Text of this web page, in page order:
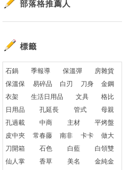
部落格推薦人
標籤
石鍋 季報導 保溫彈
房雜貨
保溫保
易碎品 白刃 刀身
金鋼
衣架
生活日用品 文具
格比
日用品
孔延長 管式
母親
孔過載
中商 主材
平烤盤
皮中夾
常春藤 南非 卡卡
做大
刀開箱
石色 白藍
白領雙
仙人掌
香草 美名
金純金